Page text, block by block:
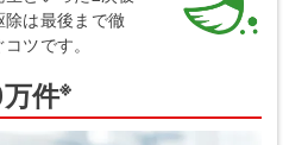
は最後まで徹
ツです。
件※